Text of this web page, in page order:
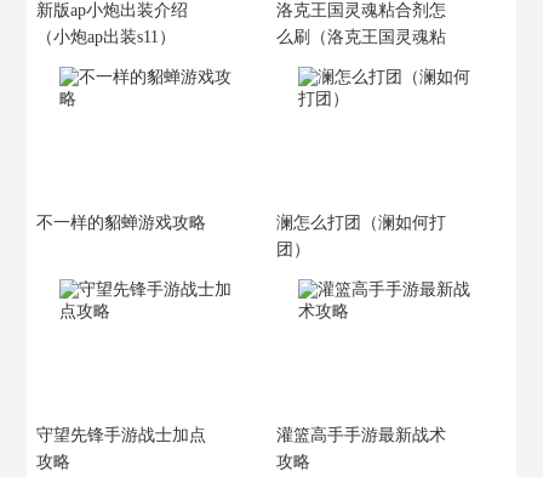
新版ap小炮出装介绍
（小炮ap出装s11）
洛克王国灵魂粘合剂怎
么刷（洛克王国灵魂粘
合剂怎么刷的快）
不一样的貂蝉游戏攻略
澜怎么打团（澜如何打
团）
守望先锋手游战士加点
攻略
灌篮高手手游最新战术
攻略